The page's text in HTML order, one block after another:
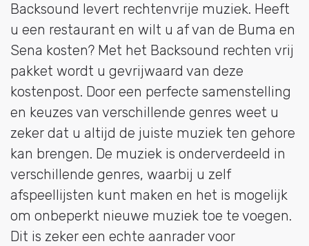
Backsound levert rechtenvrije muziek. Heeft
u een restaurant en wilt u af van de Buma en
Sena kosten? Met het Backsound rechten vrij
pakket wordt u gevrijwaard van deze
kostenpost. Door een perfecte samenstelling
en keuzes van verschillende genres weet u
zeker dat u altijd de juiste muziek ten gehore
kan brengen. De muziek is onderverdeeld in
verschillende genres, waarbij u zelf
afspeellijsten kunt maken en het is mogelijk
om onbeperkt nieuwe muziek toe te voegen.
Dit is zeker een echte aanrader voor